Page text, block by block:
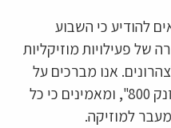
להודיע כי השבוע
של פעילויות מוזיקליות
אנו מברכים על
שיתוף הפעולה המוצלח עם "הזנק 800", ומאמינים כי כל
מעבר למוזיקה.